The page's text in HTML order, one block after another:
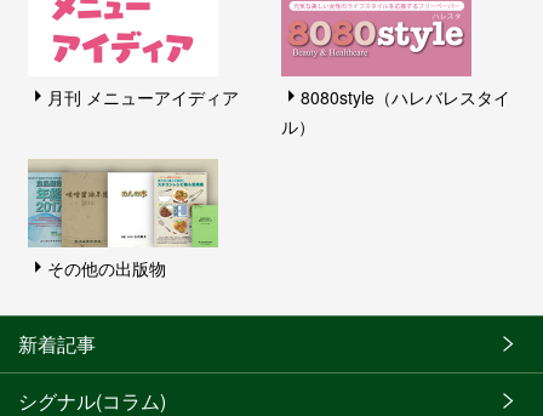
月刊 メニューアイディア
8080style（ハレバレスタイ
ル）
その他の出版物
新着記事
シグナル(コラム)